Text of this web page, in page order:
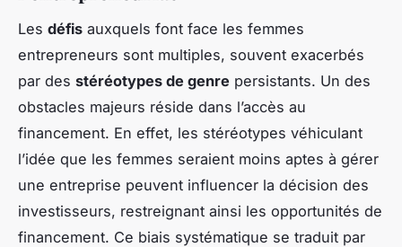
Les défis auxquels font face les femmes
entrepreneurs sont multiples, souvent exacerbés
par des stéréotypes de genre persistants. Un des
obstacles majeurs réside dans l’accès au
financement. En effet, les stéréotypes véhiculant
l’idée que les femmes seraient moins aptes à gérer
une entreprise peuvent influencer la décision des
investisseurs, restreignant ainsi les opportunités de
financement. Ce biais systématique se traduit par